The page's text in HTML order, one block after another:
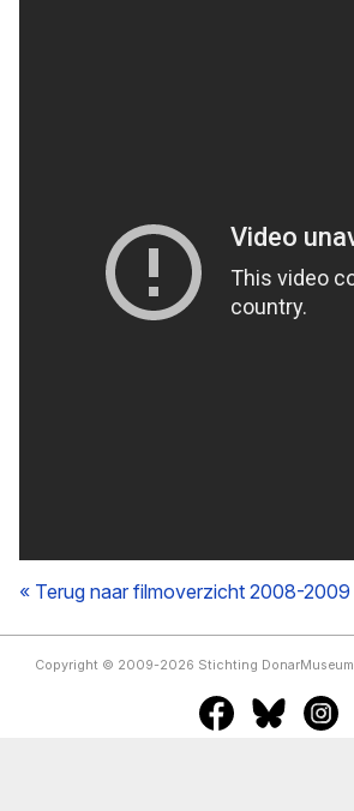
« Terug naar filmoverzicht 2008-2009
Copyright © 2009-2026 Stichting DonarMuseum